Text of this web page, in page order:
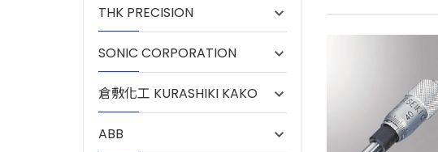
THK PRECISION
SONIC CORPORATION
倉敷化工 KURASHIKI KAKO
ABB